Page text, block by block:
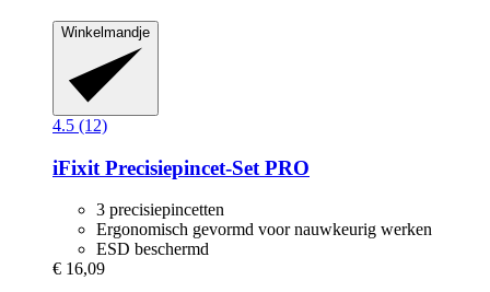
Winkelmandje
4.5 (12)
iFixit Precisiepincet-​Set PRO
3 precisiepincetten
Ergonomisch gevormd voor nauwkeurig werken
ESD beschermd
€ 16,09